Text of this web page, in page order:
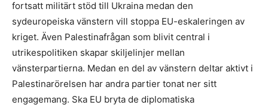
fortsatt militärt stöd till Ukraina medan den
sydeuropeiska vänstern vill stoppa EU-eskaleringen av
kriget. Även Palestinafrågan som blivit central i
utrikespolitiken skapar skiljelinjer mellan
vänsterpartierna. Medan en del av vänstern deltar aktivt i
Palestinarörelsen har andra partier tonat ner sitt
engagemang. Ska EU bryta de diplomatiska